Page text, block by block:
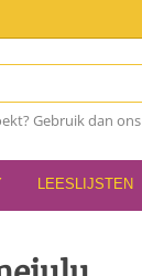
Gebruik dan ons
LEESLIJSTEN